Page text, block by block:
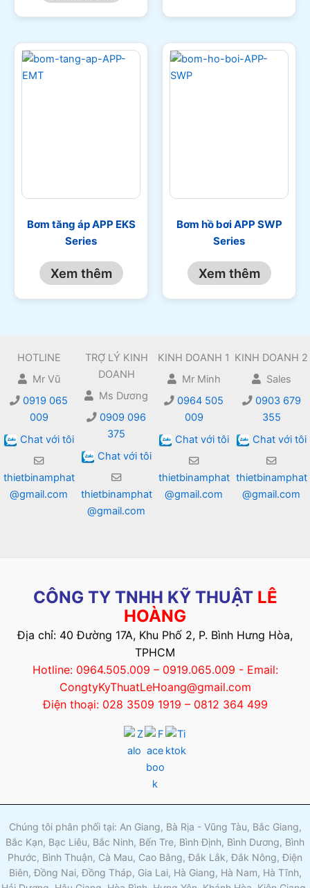
Bơm tăng áp APP EKS
Series
Xem thêm
Bơm hồ bơi APP SWP
Series
Xem thêm
HOTLINE
Mr Vũ
0919 065
009
Chat với tôi
thietbinamphat
@gmail.com
TRỢ LÝ KINH
DOANH
Ms Dương
0909 096
375
Chat với tôi
thietbinamphat
@gmail.com
KINH DOANH 1
Mr Minh
0964 505
009
Chat với tôi
thietbinamphat
@gmail.com
KINH DOANH 2
Sales
0903 679
355
Chat với tôi
thietbinamphat
@gmail.com
CÔNG TY TNHH KỸ THUẬT LÊ
HOÀNG
Địa chỉ: 40 Đường 17A, Khu Phố 2, P. Bình Hưng Hòa,
TPHCM
Hotline: 0964.505.009 – 0919.065.009 - Email:
CongtyKyThuatLeHoang@gmail.com
Điện thoại: 028 3509 1919 – 0812 364 499
Chúng tôi phân phối tại: An Giang, Bà Rịa - Vũng Tàu, Bắc Giang,
Bắc Kạn, Bạc Liêu, Bắc Ninh, Bến Tre, Bình Định, Bình Dương, Bình
Phước, Bình Thuận, Cà Mau, Cao Bằng, Đắk Lắk, Đắk Nông, Điện
Biên, Đồng Nai, Đồng Tháp, Gia Lai, Hà Giang, Hà Nam, Hà Tĩnh,